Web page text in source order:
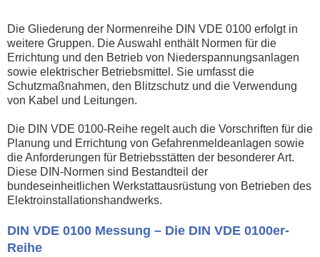
Die Gliederung der Normenreihe DIN VDE 0100 erfolgt in
weitere Gruppen. Die Auswahl enthält Normen für die
Errichtung und den Betrieb von Niederspannungsanlagen
sowie elektrischer Betriebsmittel. Sie umfasst die
Schutzmaßnahmen, den Blitzschutz und die Verwendung
von Kabel und Leitungen.
Die DIN VDE 0100-Reihe regelt auch die Vorschriften für die
Planung und Errichtung von Gefahrenmeldeanlagen sowie
die Anforderungen für Betriebsstätten der besonderer Art.
Diese DIN-Normen sind Bestandteil der
bundeseinheitlichen Werkstattausrüstung von Betrieben des
Elektroinstallationshandwerks.
DIN VDE 0100 Messung – Die DIN VDE 0100er-
Reihe